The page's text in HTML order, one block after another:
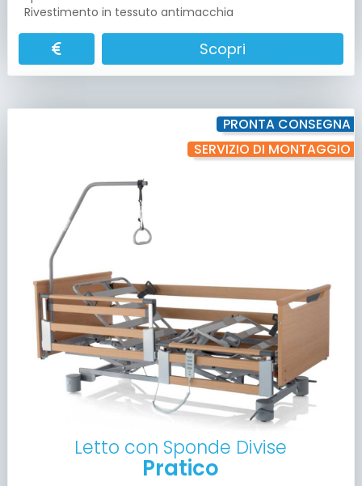
Rivestimento in tessuto antimacchia
Scopri
PRONTA CONSEGNA
SERVIZIO DI MONTAGGIO
Letto con Sponde Divise
Pratico